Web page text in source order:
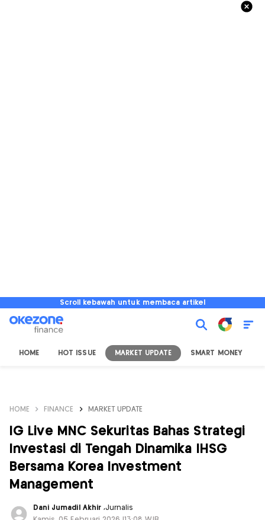
Scroll kebawah untuk membaca artikel
HOME HOT ISSUE MARKET UPDATE SMART MONEY
HOME FINANCE MARKET UPDATE
IG Live MNC Sekuritas Bahas Strategi
Investasi di Tengah Dinamika IHSG
Bersama Korea Investment
Management
Dani Jumadil Akhir ,Jurnalis